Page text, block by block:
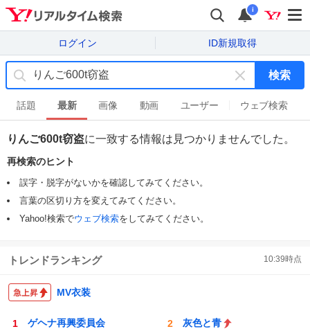
i
ログイン ID新規取得
キ
ー
ワ
ー
検索
話題 最新 画像 動画 ユーザー ウェブ検索
りんご600t窃盗に一致する情報は見つかりませんでした。
再検索のヒント
誤字・脱字がないかを確認してみてください。
言葉の区切り方を変えてみてください。
Yahoo!検索でウェブ検索をしてみてください。
トレンドランキング 10:39時点
MV衣装
ゲヘナ再興委員会 灰色と青